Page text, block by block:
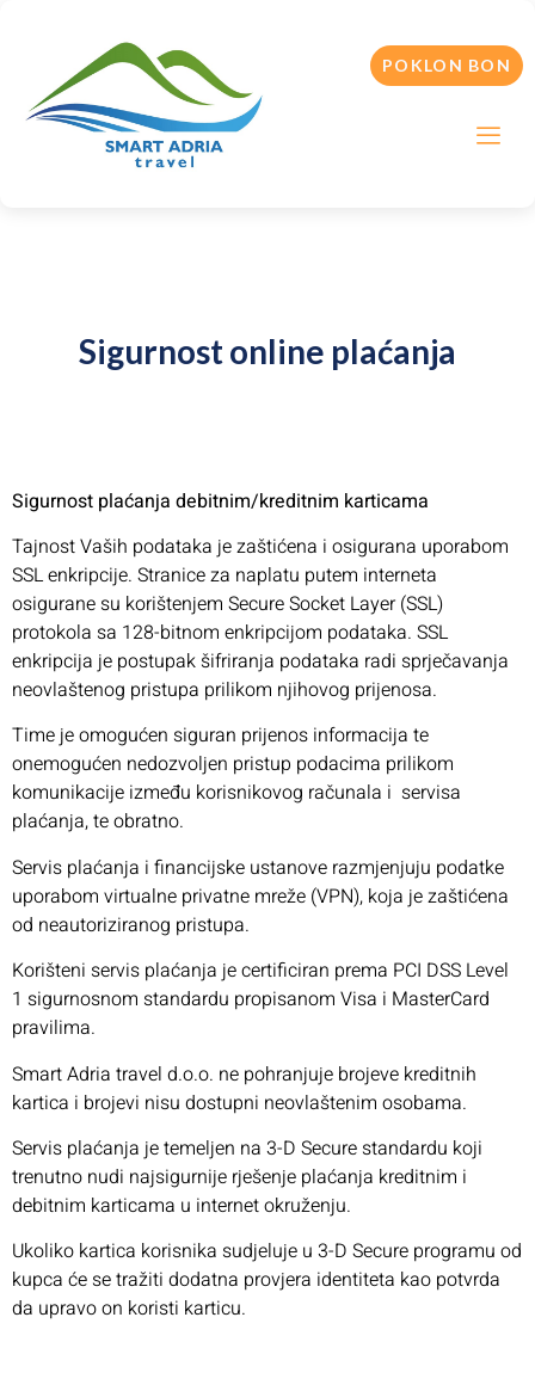
POKLON BON
Sigurnost online plaćanja
Sigurnost plaćanja debitnim/kreditnim karticama
Tajnost Vaših podataka je zaštićena i osigurana uporabom
SSL enkripcije. Stranice za naplatu putem interneta
osigurane su korištenjem Secure Socket Layer (SSL)
protokola sa 128-bitnom enkripcijom podataka. SSL
enkripcija je postupak šifriranja podataka radi sprječavanja
neovlaštenog pristupa prilikom njihovog prijenosa.
Time je omogućen siguran prijenos informacija te
onemogućen nedozvoljen pristup podacima prilikom
komunikacije između korisnikovog računala i servisa
plaćanja, te obratno.
Servis plaćanja i financijske ustanove razmjenjuju podatke
uporabom virtualne privatne mreže (VPN), koja je zaštićena
od neautoriziranog pristupa.
Korišteni servis plaćanja je certificiran prema PCI DSS Level
1 sigurnosnom standardu propisanom Visa i MasterCard
pravilima.
Smart Adria travel d.o.o. ne pohranjuje brojeve kreditnih
kartica i brojevi nisu dostupni neovlaštenim osobama.
Servis plaćanja je temeljen na 3-D Secure standardu koji
trenutno nudi najsigurnije rješenje plaćanja kreditnim i
debitnim karticama u internet okruženju.
Ukoliko kartica korisnika sudjeluje u 3-D Secure programu od
kupca će se tražiti dodatna provjera identiteta kao potvrda
da upravo on koristi karticu.